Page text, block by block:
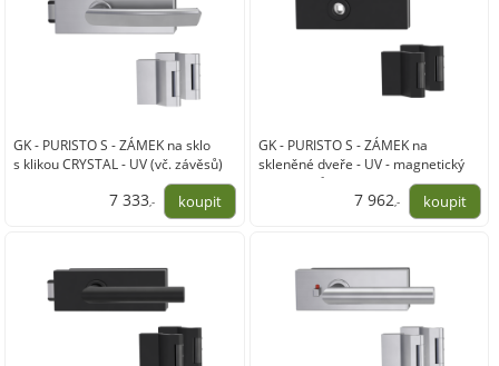
GK - PURISTO S - ZÁMEK na sklo
s klikou CRYSTAL - UV (vč. závěsů)
7 333,-
GK - PURISTO S - ZÁMEK na
skleněné dveře - UV - magnetický
(vč. závěsů)
7 962 ,-